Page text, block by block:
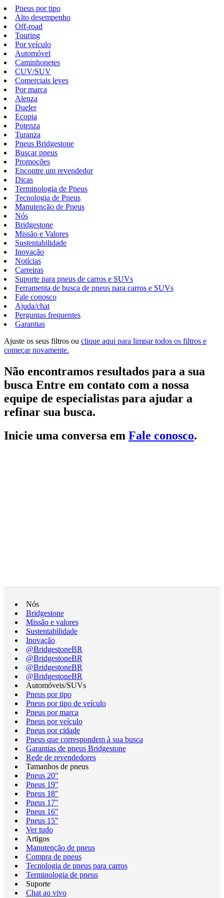
Pneus por tipo
Alto desempenho
Off-road
Touring
Por veículo
Automóvel
Caminhonetes
CUV/SUV
Comerciais leves
Por marca
Alenza
Dueler
Ecopia
Potenza
Turanza
Pneus Bridgestone
Buscar pneus
Promoções
Encontre um revendedor
Dicas
Terminologia de Pneus
Tecnologia de Pneus
Manutenção de Pneus
Nós
Bridgestone
Missão e Valores
Sustentabilidade
Inovação
Notícias
Carreiras
Suporte para pneus de carros e SUVs
Ferramenta de busca de pneus para carros e SUVs
Fale conosco
Ajuda/chat
Perguntas frequentes
Garantias
Ajuste os seus filtros ou clique aqui para limpar todos os filtros e
começar novamente.
Não encontramos resultados para a sua
busca Entre em contato com a nossa
equipe de especialistas para ajudar a
refinar sua busca.
Inicie uma conversa em Fale conosco.
Nós
Bridgestone
Missão e valores
Sustentabilidade
Inovação
@BridgestoneBR
@BridgestoneBR
@BridgestoneBR
@BridgestoneBR
Automóveis/SUVs
Pneus por tipo
Pneus por tipo de veículo
Pneus por marca
Pneus por veículo
Pneus por cidade
Pneus que correspondem à sua busca
Garantias de pneus Bridgestone
Rede de revendedores
Tamanhos de pneus
Pneus 20"
Pneus 19"
Pneus 18"
Pneus 17"
Pneus 16"
Pneus 15"
Ver tudo
Artigos
Manutenção de pneus
Compra de pneus
Tecnologia de pneus para carros
Terminologia de pneus
Suporte
Chat ao vivo